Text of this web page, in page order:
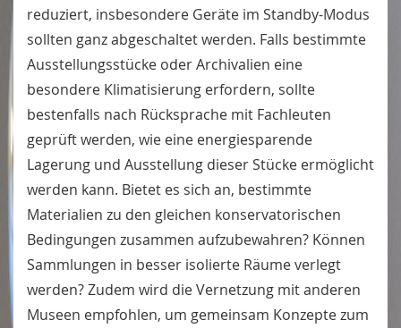
reduziert, insbesondere Geräte im Standby-Modus
sollten ganz abgeschaltet werden. Falls bestimmte
Ausstellungsstücke oder Archivalien eine
besondere Klimatisierung erfordern, sollte
bestenfalls nach Rücksprache mit Fachleuten
geprüft werden, wie eine energiesparende
Lagerung und Ausstellung dieser Stücke ermöglicht
werden kann. Bietet es sich an, bestimmte
Materialien zu den gleichen konservatorischen
Bedingungen zusammen aufzubewahren? Können
Sammlungen in besser isolierte Räume verlegt
werden? Zudem wird die Vernetzung mit anderen
Museen empfohlen, um gemeinsam Konzepte zum